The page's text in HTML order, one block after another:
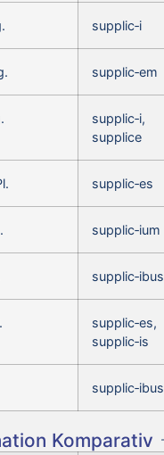
supplic‑i
supplic‑em
supplic‑i,
supplice
supplic‑es
supplic‑ium
supplic‑ibus
supplic‑es,
supplic‑is
supplic‑ibus
Komparativ